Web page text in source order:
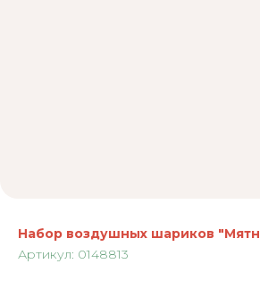
Набор воздушных шариков
Артикул: 0148813